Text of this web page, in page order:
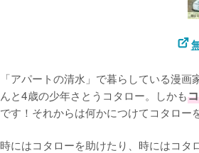
「アパートの清水」で暮らしている漫
んと4歳の少年さとうコタロー。しかも
です！それからは何かにつけてコタロー
時にはコタローを助けたり、時にはコ